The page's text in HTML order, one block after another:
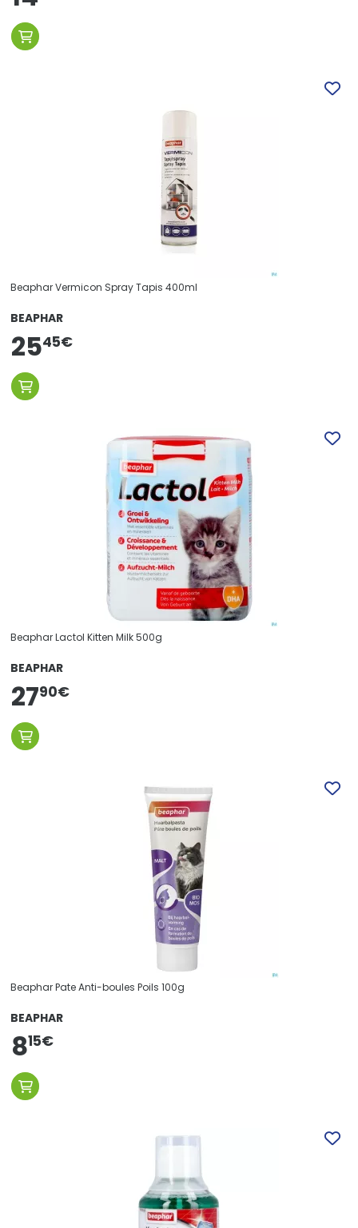
Beaphar Vermicon Spray Tapis 400ml
BEAPHAR
2545€
Beaphar Lactol Kitten Milk 500g
BEAPHAR
2790€
Beaphar Pate Anti-boules Poils 100g
BEAPHAR
815€